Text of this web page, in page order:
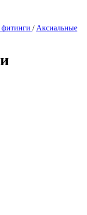
/ Аксиальные